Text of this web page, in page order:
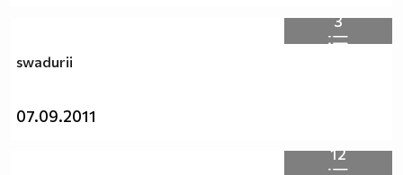
3
swadurii
07.09.2011
12